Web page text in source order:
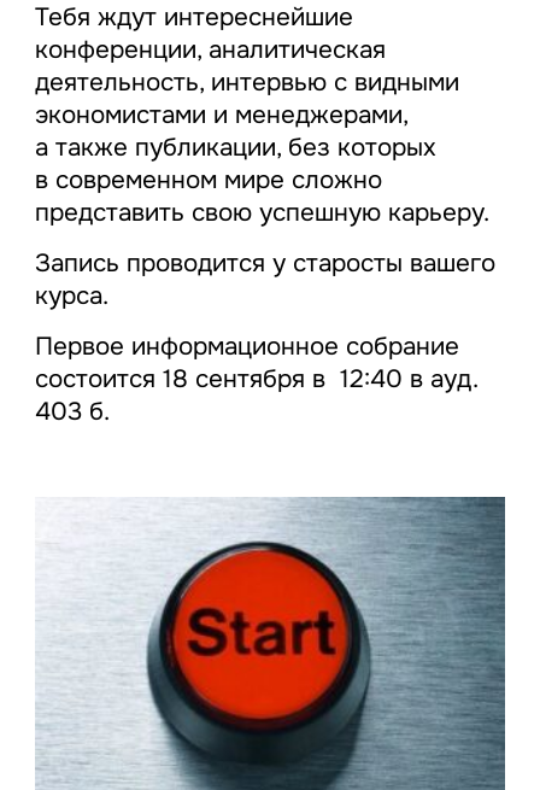
Тебя ждут интереснейшие
конференции, аналитическая
деятельность, интервью с видными
экономистами и менеджерами,
а также публикации, без которых
в современном мире сложно
представить свою успешную карьеру.
Запись проводится у старосты вашего
курса.
Первое информационное собрание
состоится 18 сентября в 12:40 в ауд.
403 б.